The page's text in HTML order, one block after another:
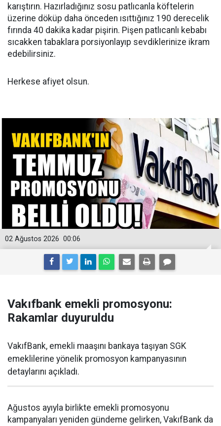
karıştırın. Hazırladığınız sosu patlıcanla köftelerin
üzerine döküp daha önceden ısıttığınız 190 derecelik
fırında 40 dakika kadar pişirin. Pişen patlıcanlı kebabı
sıcakken tabaklara porsiyonlayıp sevdiklerinize ikram
edebilirsiniz.
Herkese afiyet olsun.
00:06
02 Ağustos 2026
Vakıfbank emekli promosyonu:
Rakamlar duyuruldu
VakıfBank, emekli maaşını bankaya taşıyan SGK
emeklilerine yönelik promosyon kampanyasının
detaylarını açıkladı.
Ağustos ayıyla birlikte emekli promosyonu
kampanyaları yeniden gündeme gelirken, VakıfBank da